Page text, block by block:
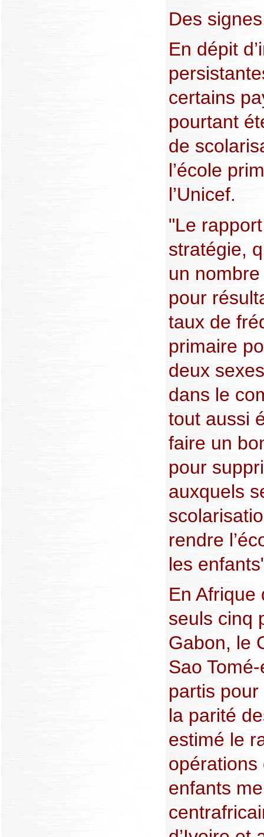
Des
En dépit
certains
pourtant
de
l’école
l’Unicef.
"Le
stratégie,
un
pour
taux de
primaire
deux
dans le
tout aussi
faire un
pour
auxquels
rendre
les
En Afrique
seuls cinq
Gabon, le
Sao
partis pour
la parité
estimé le
opérations
enfants